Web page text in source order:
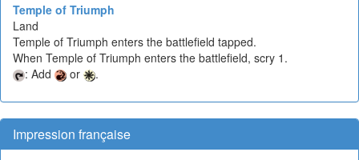
Temple of Triumph
Land
Temple of Triumph enters the battlefield tapped.
When Temple of Triumph enters the battlefield, scry 1.
: Add
or .
Impression française